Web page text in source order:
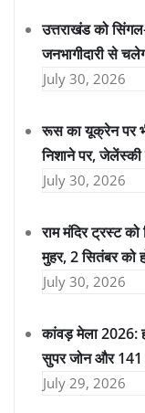
उत्तराखंड को
जनभागीदारी से
July 30, 2026
रूस का यूक्रेन पर
निशाने पर,
July 30, 2026
राम मंदिर ट्रस्ट
मुहर, 2 सितंबर को
July 30, 2026
कांवड़ मेला 2026:
सुपर जोन और 141
July 29, 2026